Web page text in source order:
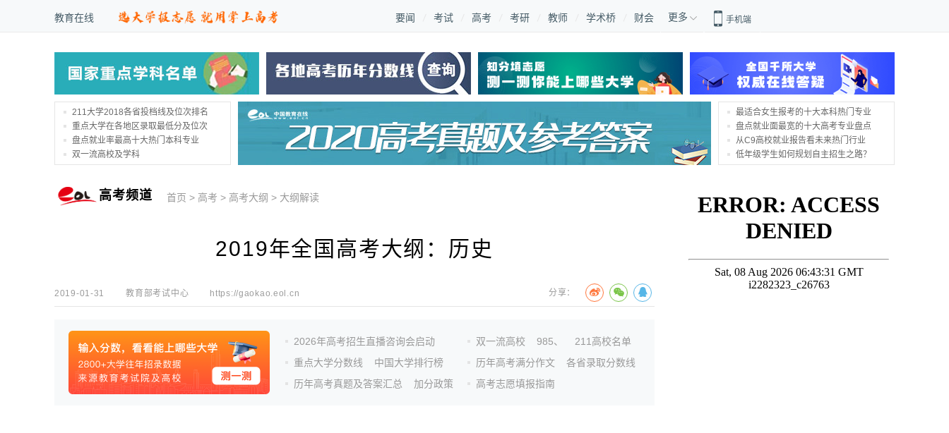
教育在线 要闻 考试 高考 考研 教师 学术桥 财会 更多 手机端
211大学2018各省投档线及位次排名
重点大学在各地区录取最低分及位次
盘点就业率最高十大热门本科专业
双一流高校及学科
最适合女生报考的十大本科热门专业
盘点就业面最宽的十大高考专业盘点
从C9高校就业报告看未来热门行业
低年级学生如何规划自主招生之路？
高考频道 首页 > 高考 > 高考大纲 > 大纲解读
2019年全国高考大纲：历史
2019-01-31 教育部考试中心 https://gaokao.eol.cn 分享：
2026年高考招生直播咨询会启动
重点大学分数线
中国大学排行榜
历年高考真题及答案汇总
加分政策
双一流高校 985、
211高校名单
历年高考满分作文
各省录取分数线
高考志愿填报指南